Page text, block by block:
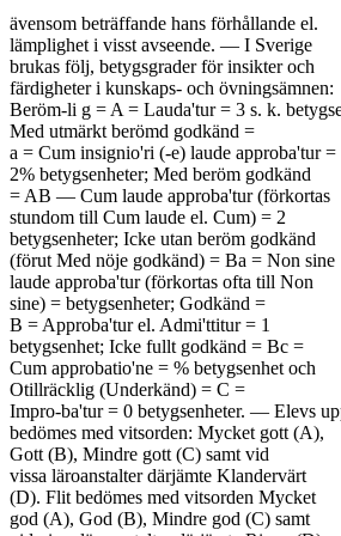
ävensom beträffande hans förhållande el.
lämplighet i visst avseende. — I Sverige
brukas följ, betygsgrader för insikter och
färdigheter i kunskaps- och övningsämnen:
Beröm-li g = A = Lauda'tur = 3 s. k.
Med utmärkt berömd godkänd =
a = Cum insignio'ri (-e) laude approba'tur =
2% betygsenheter; Med beröm godkänd
= AB — Cum laude approba'tur (förkortas
stundom till Cum laude el. Cum) = 2
betygsenheter; Icke utan beröm godkänd
(förut Med nöje godkänd) = Ba = Non sine
laude approba'tur (förkortas ofta till Non
sine) = betygsenheter; Godkänd =
B = Approba'tur el. Admi'ttitur = 1
betygsenhet; Icke fullt godkänd = Bc =
Cum approbatio'ne = % betygsenhet och
Otillräcklig (Underkänd) = C =
Impro-ba'tur = 0 betygsenheter. — Elevs
bedömes med vitsorden: Mycket gott (A),
Gott (B), Mindre gott (C) samt vid
vissa läroanstalter därjämte Klandervärt
(D). Flit bedömes med vitsorden Mycket
god (A), God (B), Mindre god (C) samt